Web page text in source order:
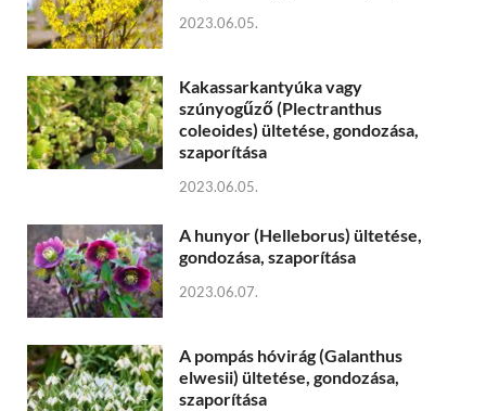
2023.06.05.
Kakassarkantyúka vagy
szúnyogűző (Plectranthus
coleoides) ültetése, gondozása,
szaporítása
2023.06.05.
A hunyor (Helleborus) ültetése,
gondozása, szaporítása
2023.06.07.
A pompás hóvirág (Galanthus
elwesii) ültetése, gondozása,
szaporítása